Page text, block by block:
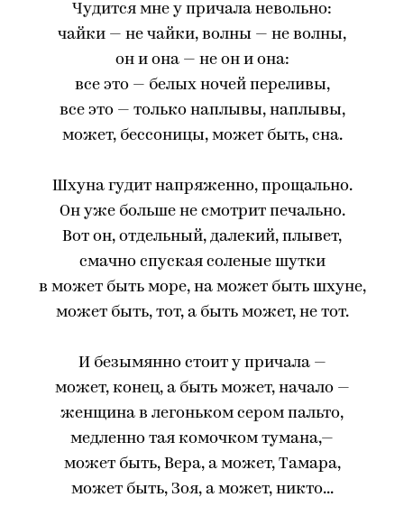
Чудится мне у причала невольно:
чайки — не чайки, волны — не волны,
он и она — не он и она:
все это — белых ночей переливы,
все это — только наплывы, наплывы,
может, бессоницы, может быть, сна.
Шхуна гудит напряженно, прощально.
Он уже больше не смотрит печально.
Вот он, отдельный, далекий, плывет,
смачно спуская соленые шутки
в может быть море, на может быть шхуне,
может быть, тот, а быть может, не тот.
И безымянно стоит у причала —
может, конец, а быть может, начало —
женщина в легоньком сером пальто,
медленно тая комочком тумана,—
может быть, Вера, а может, Тамара,
может быть, Зоя, а может, никто...